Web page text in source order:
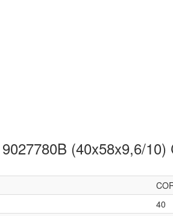
(40x58x9,6/10)
40